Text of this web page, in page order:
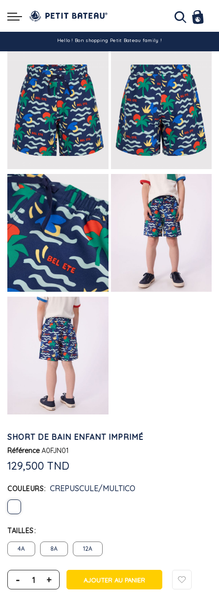
La livraison est assurée partout en Tunisie !
-10% pour tout paiement par carte bancaire (hors promo)
SHORT DE BAIN ENFANT IMPRIMÉ
Référence A0FJN01
129,500 TND
COULEURS CREPUSCULE/MULTICO
TAILLES
4A 8A 12A
- + AJOUTER AU PANIER